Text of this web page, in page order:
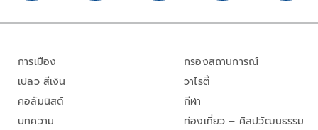
การเมือง
เปลว สีเงิน
คอลัมนิสต์
บทความ
กรองสถานการณ์
วาไรตี้
กีฬา
ท่องเที่ยว – ศิลปวัฒนธรรม